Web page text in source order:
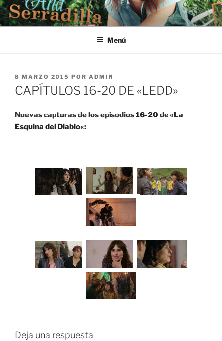
Saltar
al
contenido
Menú
PUBLICADO
EL
8 MARZO 2015 POR ADMIN
CAPÍTULOS 16-20 DE «LEDD»
Nuevas capturas de los episodios16-20de «La
Esquina del Diablo«:
Deja una respuesta